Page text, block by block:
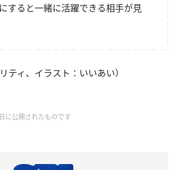
すると一緒に活躍できる相手が見
ティ、イラスト：いいあい）
に公開されたものです